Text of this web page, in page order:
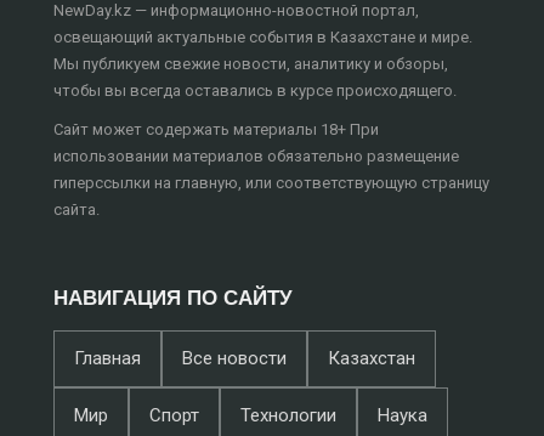
NewDay.kz — информационно-новостной портал,
освещающий актуальные события в Казахстане и мире.
Мы публикуем свежие новости, аналитику и обзоры,
чтобы вы всегда оставались в курсе происходящего.
Сайт может содержать материалы 18+ При
использовании материалов обязательно размещение
гиперссылки на главную, или соответствующую страницу
сайта.
НАВИГАЦИЯ ПО САЙТУ
Главная Все новости Казахстан
Мир Спорт Технологии Наука